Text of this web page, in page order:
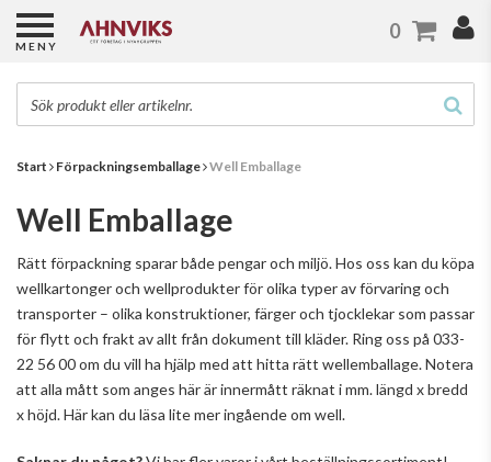
Start Förpackningsemballage Well Emballage
Well Emballage
Rätt förpackning sparar både pengar och miljö. Hos oss kan du köpa
wellkartonger och wellprodukter för olika typer av förvaring och
transporter – olika konstruktioner, färger och tjocklekar som passar
för flytt och frakt av allt från dokument till kläder. Ring oss på 033-
22 56 00 om du vill ha hjälp med att hitta rätt wellemballage. Notera
att alla mått som anges här är innermått räknat i mm. längd x bredd
x höjd. Härkan du läsa lite mer ingående om well.
MENY
0